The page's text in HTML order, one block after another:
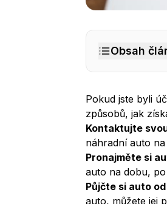
Obsah
Pokud jste byli
způsobů, jak
Kontaktujte
náhradní auto
Pronajměte si
auto na dobu,
Půjčte si auto
auto, můžete jej